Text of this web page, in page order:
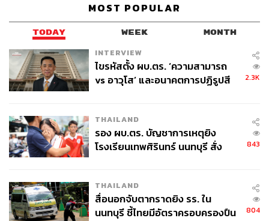
MOST POPULAR
TODAY WEEK MONTH
INTERVIEW
ไขรหัสตั้ง ผบ.ตร. ‘ความสามารถ
vs อาวุโส’ และอนาคตการปฏิรูปสี
2.3K
THAILAND
รอง ผบ.ตร. บัญชาการเหตุยิง
โรงเรียนเทพศิรินทร์ นนทบุรี สั่ง
843
THAILAND
สื่อนอกจับตากราดยิง รร. ใน
นนทบุรี ชี้ไทยมีอัตราครอบครองปืน
804